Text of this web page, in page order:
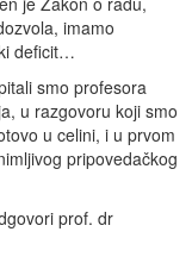
imamo
deficit…
smo profesora
u razgovoru koji smo
u celini, i u prvom
pripovedačkog
prof. dr